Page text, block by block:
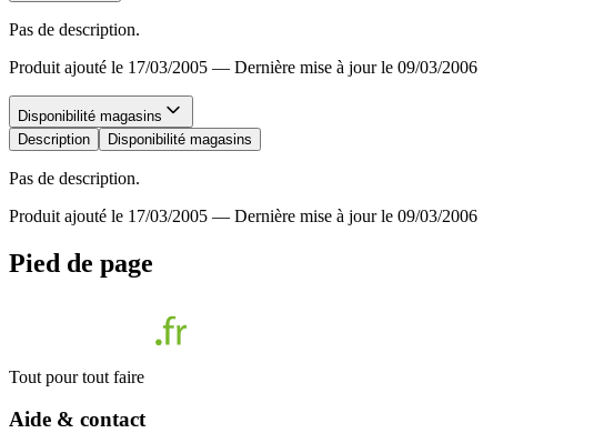
Pas de description.
Produit ajouté le 17/03/2005 — Dernière mise à jour le 09/03/2006
Disponibilité magasins
Description
Disponibilité magasins
Pas de description.
Produit ajouté le 17/03/2005 — Dernière mise à jour le 09/03/2006
Pied de page
Tout pour tout faire
Aide & contact